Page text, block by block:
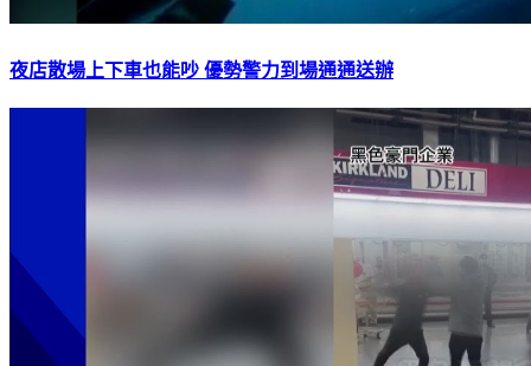
夜店散場上下車也能吵 優勢警力到場通通送辦